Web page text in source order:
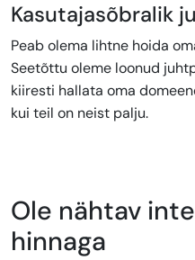
Kasutajasõbralik
Peab olema lihtne hoida
Seetõttu oleme loonud
kiiresti hallata oma
kui teil on neist palju.
Ole nähtav
hinnaga